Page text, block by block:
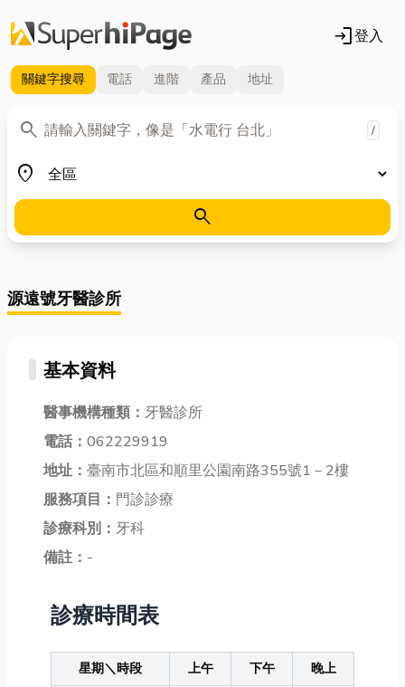
login登入
關鍵字搜尋 電話 進階 產品 地址
search
關鍵字 /
place
地區
search
源遠號牙醫診所
基本資料
醫事機構種類： 牙醫診所
電話： 062229919
地址： 臺南市北區和順里公園南路355號1－2樓
服務項目： 門診診療
診療科別： 牙科
備註： -
診療時間表
星期＼時段 上午 下午
晚上